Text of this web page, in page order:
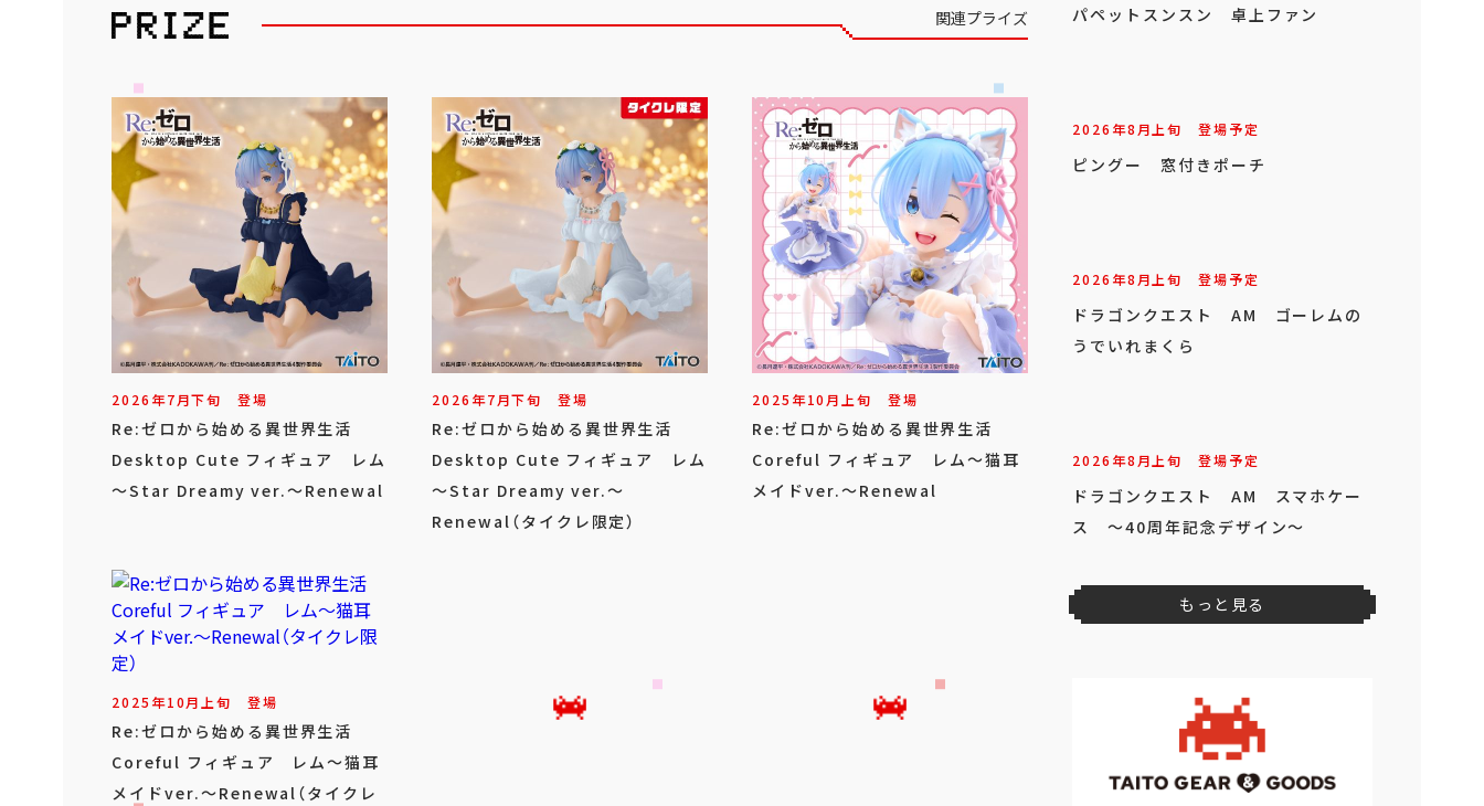
関連プライズ
2026年7月下旬 登場
Re:ゼロから始める異世界生活
Desktop Cute フィギュア レム
～Star Dreamy ver.～Renewal
2026年7月下旬 登場
Re:ゼロから始める異世界生活
Desktop Cute フィギュア レム
～Star Dreamy ver.～
Renewal（タイクレ限定）
2025年10月上旬 登場
Re:ゼロから始める異世界生活
Coreful フィギュア レム～猫耳
メイドver.～Renewal
2025年10月上旬 登場
Re:ゼロから始める異世界生活
Coreful フィギュア レム～猫耳
メイドver.～Renewal（タイクレ
初音ミク T-most フィギュア
2026年8月下旬登場予定
ピングー 窓付きポーチ